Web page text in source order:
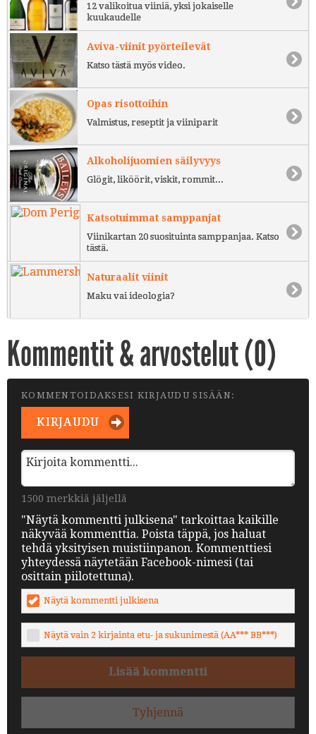
12 valikoitua viiniä, yksi jokaiselle
kuukaudelle
Aviva-viinit pyörteilevät
Katso tästä myös video.
Opas risottoihin
Valmistus, reseptit ja viiniparit
Alkoholijuomien säilyvyys
Glögit, liköörit, viskit, rommit...
Katsotuimmat samppanjat
Viinikartan 20 suosituinta samppanjaa. Katso
tästä.
Naturaalit viinit
Maku vai ideologia?
Kommentit & arvostelut (0)
KOMMENTOIDAKSESI KIRJAUDU SISÄÄN:
KIRJAUDU
1500 merkkiä jäljellä
"Näytä kommentti julkisena" tarkoittaa kaikille
näkyvää kommenttia. Poista täppä, jos haluat
tehdä yksityisen muistiinpanon. Kommenttiesi
yhteydessä näytetään Facebook-nimesi (tai
osittain piilotettuna).
Näytä kommentti julkisena
Näytä vain 2 kirjainta etu- ja sukunimestä (AA*** BB***)
Lisää kommentti
Tyhjennä